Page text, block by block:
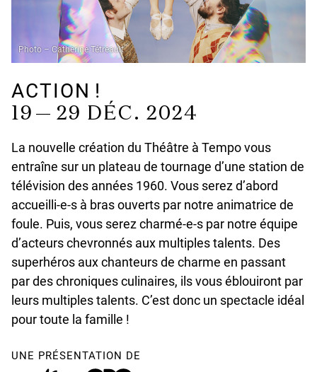
Photo – Catherine Tétreault
ACTION !
19 — 29 DÉC. 2024
La nouvelle création du Théâtre à Tempo vous
entraîne sur un plateau de tournage d’une station de
télévision des années 1960. Vous serez d’abord
accueilli-e-s à bras ouverts par notre animatrice de
foule. Puis, vous serez charmé-e-s par notre équipe
d’acteurs chevronnés aux multiples talents. Des
superhéros aux chanteurs de charme en passant
par des chroniques culinaires, ils vous éblouiront par
leurs multiples talents. C’est donc un spectacle idéal
pour toute la famille !
UNE PRÉSENTATION DE